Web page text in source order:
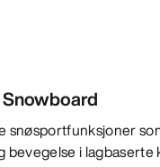
snøsportfunksjoner
bevegelse i lagbaserte